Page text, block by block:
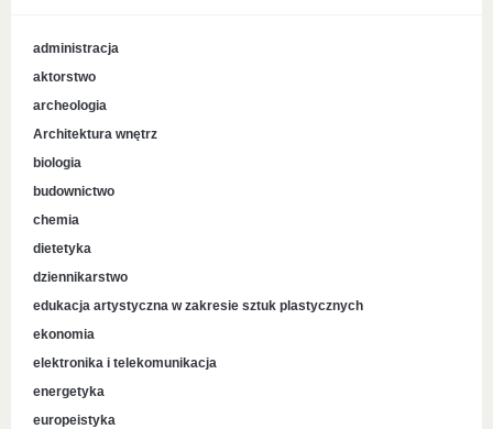
administracja
aktorstwo
archeologia
Architektura wnętrz
biologia
budownictwo
chemia
dietetyka
dziennikarstwo
edukacja artystyczna w zakresie sztuk plastycznych
ekonomia
elektronika i telekomunikacja
energetyka
europeistyka